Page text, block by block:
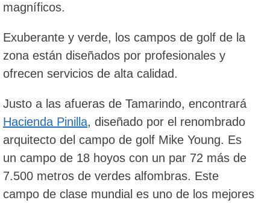
magníficos.
Exuberante y verde, los campos de golf de la
zona están diseñados por profesionales y
ofrecen servicios de alta calidad.
Justo a las afueras de Tamarindo, encontrará
Hacienda Pinilla, diseñado por el renombrado
arquitecto del campo de golf Mike Young. Es
un campo de 18 hoyos con un par 72 más de
7.500 metros de verdes alfombras. Este
campo de clase mundial es uno de los mejores